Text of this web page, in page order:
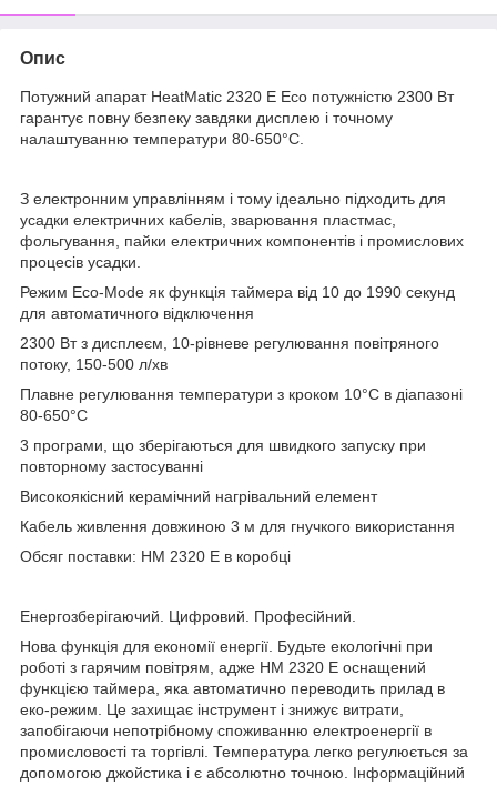
Опис
Потужний апарат HeatMatic 2320 E Eco потужністю 2300 Вт
гарантує повну безпеку завдяки дисплею і точному
налаштуванню температури 80-650°C.
З електронним управлінням і тому ідеально підходить для
усадки електричних кабелів, зварювання пластмас,
фольгування, пайки електричних компонентів і промислових
процесів усадки.
Режим Eco-Mode як функція таймера від 10 до 1990 секунд
для автоматичного відключення
2300 Вт з дисплеєм, 10-рівневе регулювання повітряного
потоку, 150-500 л/хв
Плавне регулювання температури з кроком 10°C в діапазоні
80-650°C
3 програми, що зберігаються для швидкого запуску при
повторному застосуванні
Високоякісний керамічний нагрівальний елемент
Кабель живлення довжиною 3 м для гнучкого використання
Обсяг поставки: HM 2320 E в коробці
Енергозберігаючий. Цифровий. Професійний.
Нова функція для економії енергії. Будьте екологічні при
роботі з гарячим повітрям, адже HM 2320 E оснащений
функцією таймера, яка автоматично переводить прилад в
еко-режим. Це захищає інструмент і знижує витрати,
запобігаючи непотрібному споживанню електроенергії в
промисловості та торгівлі. Температура легко регулюється за
допомогою джойстика і є абсолютно точною. Інформаційний